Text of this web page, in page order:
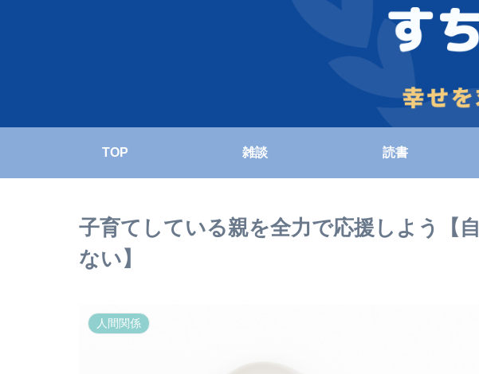
TOP 雑談 読書
子育てしている親を全力で応援しよう【
ない】
人間関係